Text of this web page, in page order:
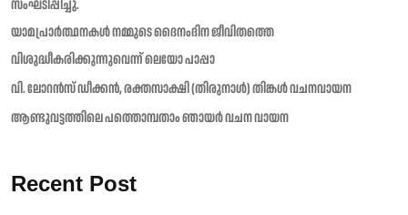
സംഘടിപ്പിച്ചു.
യാമപ്രാർത്ഥനകൾ നമ്മുടെ ദൈനംദിന ജീവിതത്തെ
വിശുദ്ധീകരിക്കുന്നുവെന്ന് ലെയോ പാപ്പാ
വി. ലോറൻസ് ഡീക്കൻ, രക്തസാക്ഷി (തിരുനാൾ) തിങ്കൾ വചനവായന
ആണ്ടുവട്ടത്തിലെ പത്തൊമ്പതാം ഞായർ വചന വായന
Recent Post